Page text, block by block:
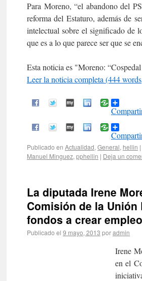
Para Moreno, “el abandono del
reforma del Estaturo, además de
intelectual sobre el significado de
que es a lo que parece ser que se
Esta noticia es Moreno:
Leer la noticia completa (444
Publicado en Actualidad, General, hellin |
Manuel Minguez, pphellin | Deja un
La diputada Irene
Comisión de la
fondos a crear
Publicado el 9 mayo, 2013 poradmin
Irene
en el